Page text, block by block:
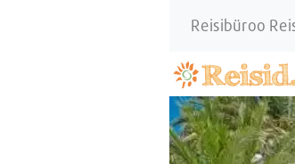
Reisibüroo